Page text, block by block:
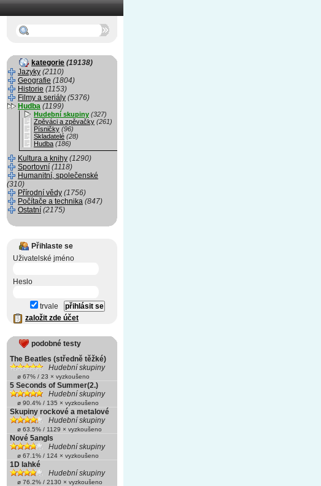
kategorie (19138)
Jazyky (2110)
Geografie (1804)
Historie (1153)
Filmy a seriály (5376)
Hudba (1199)
Hudební skupiny (327)
Zpěváci a zpěvačky (261)
Písničky (96)
Skladatelé (28)
Hudba (186)
Kultura a knihy (1290)
Sportovní (1118)
Humanitní, společenské
(310)
Přírodní vědy (1756)
Počítače a technika (847)
Ostatní (2175)
Přihlaste se
Uživatelské jméno
Heslo
trvale
založit zde účet
podobné testy
The Beatles (středně těžké)
Hudební skupiny
ø 67% / 23 × vyzkoušeno
5 Seconds of Summer(2.)
Hudební skupiny
ø 90.4% / 135 × vyzkoušeno
Skupiny rockové a metalové
Hudební skupiny
ø 63.5% / 1129 × vyzkoušeno
Nové 5angls
Hudební skupiny
ø 67.1% / 124 × vyzkoušeno
1D lahké
Hudební skupiny
ø 76.2% / 2130 × vyzkoušeno